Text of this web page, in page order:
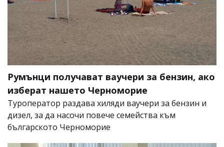
Румънци получават ваучери за бензин, ако
изберат нашето Черноморие
Туроператор раздава хиляди ваучери за бензин и
дизел, за да насочи повече семейства към
българското Черноморие